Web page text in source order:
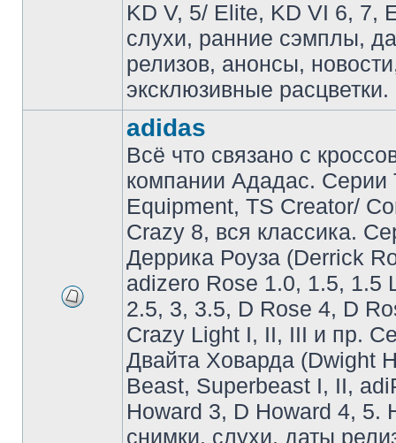
KD V, 5/ Elite, KD VI 6, 7,
слухи, ранние сэмплы,
релизов, анонсы,
эксклюзивные расцветки.
adidas
Всё что связано с
компании Ададас. Серии
Equipment, TS Creator/
Crazy 8, вся классика.
Деррика Роуза (Derrick
adizero Rose 1.0, 1.5, 1.5
2.5, 3, 3.5, D Rose 4, D
Crazy Light I, II, III и пр.
Двайта Ховарда (Dwight
Beast, Superbeast I, II,
Howard 3, D Howard 4, 5.
снимки, слухи, даты